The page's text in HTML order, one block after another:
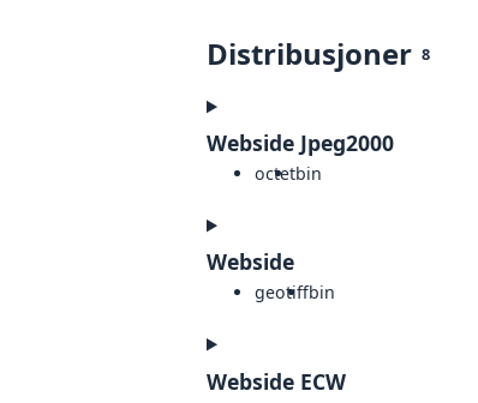
Distribusjoner 8
Webside Jpeg2000
octetbin
Webside
geotiffbin
Webside ECW